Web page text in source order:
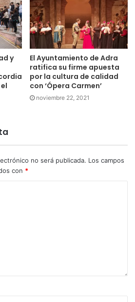
y
El Ayuntamiento de Adra
ratifica su firme apuesta
por la cultura de calidad
con ‘Ópera Carmen’
noviembre 22, 2021
no será publicada. Los campos
con *